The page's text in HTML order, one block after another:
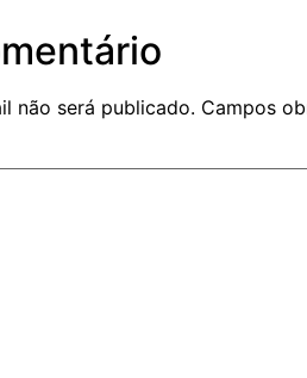
não será publicado. Campos